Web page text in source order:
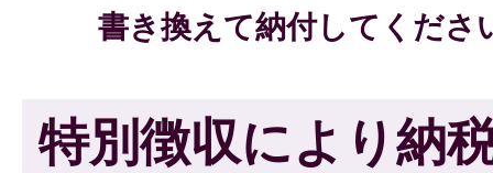
書き換えて納付してくださ
特別徴収により納